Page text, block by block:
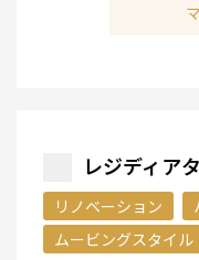
レジディア
リノベーション
ムービングスタイル